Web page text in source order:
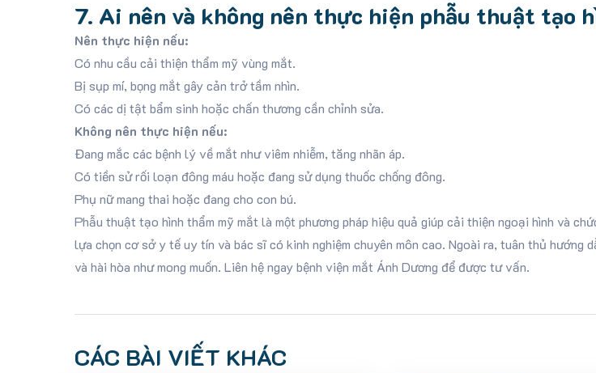
7. Ai nên và không nên thực hiện phẫu thuật tạo
Nên thực hiện nếu:
Có nhu cầu cải thiện thẩm mỹ vùng mắt.
Bị sụp mí, bọng mắt gây cản trở tầm nhìn.
Có các dị tật bẩm sinh hoặc chấn thương cần chỉnh sửa.
Không nên thực hiện nếu:
Đang mắc các bệnh lý về mắt như viêm nhiễm, tăng nhãn áp.
Có tiền sử rối loạn đông máu hoặc đang sử dụng thuốc chống đông.
Phụ nữ mang thai hoặc đang cho con bú.
Phẫu thuật tạo hình thẩm mỹ mắt là một phương pháp hiệu quả giúp cải thiện ngoại hình và
lựa chọn cơ sở y tế uy tín và bác sĩ có kinh nghiệm chuyên môn cao. Ngoài ra, tuân thủ
và hài hòa như mong muốn. Liên hệ ngay bệnh viện mắt Ánh Dương để được tư vấn.
CÁC BÀI VIẾT KHÁC